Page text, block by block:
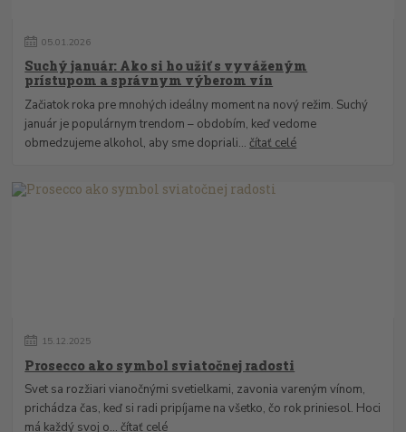
05.01.2026
Suchý január: Ako si ho užiť s vyváženým
prístupom a správnym výberom vín
Začiatok roka pre mnohých ideálny moment na nový režim. Suchý
január je populárnym trendom – obdobím, keď vedome
obmedzujeme alkohol, aby sme dopriali...čítať celé
15. 12.2025
Prosecco ako symbol sviatočnej radosti
Svet sa rozžiari vianočnými svetielkami, zavonia vareným vínom,
prichádza čas, keď si radi pripíjame na všetko, čo rok priniesol. Hoci
má každý svoj o...čítať celé